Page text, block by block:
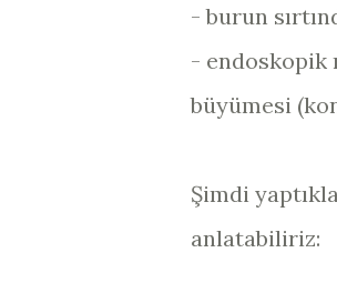
- burun
- endoskopik
büyümesi
Şimdi
anlatabiliriz: